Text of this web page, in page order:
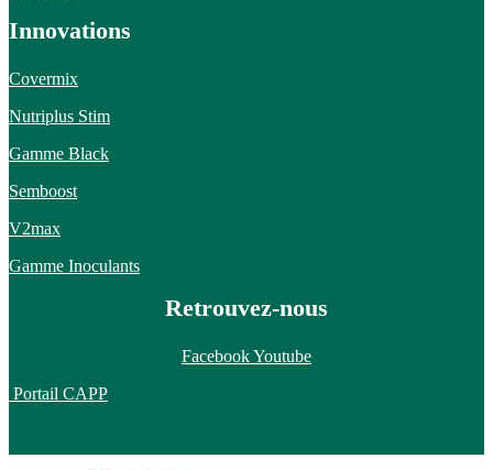
Innovations
Covermix
Nutriplus Stim
Gamme Black
Semboost
V2max
Gamme Inoculants
Retrouvez-nous
FacebookYoutube
Portail CAPP